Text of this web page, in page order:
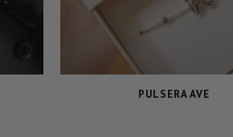
PULSERA AVE